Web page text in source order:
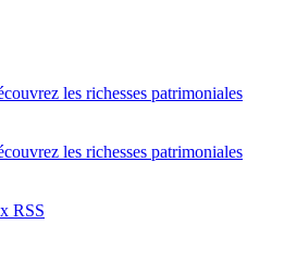
les richesses patrimoniales
les richesses patrimoniales
RSS